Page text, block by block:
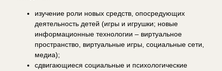
изучение роли новых средств, опосредующих
деятельность детей (игры и игрушки; новые
информационные технологии – виртуальное
пространство, виртуальные игры, социальные сети,
медиа);
сдвигающиеся социальные и психологические